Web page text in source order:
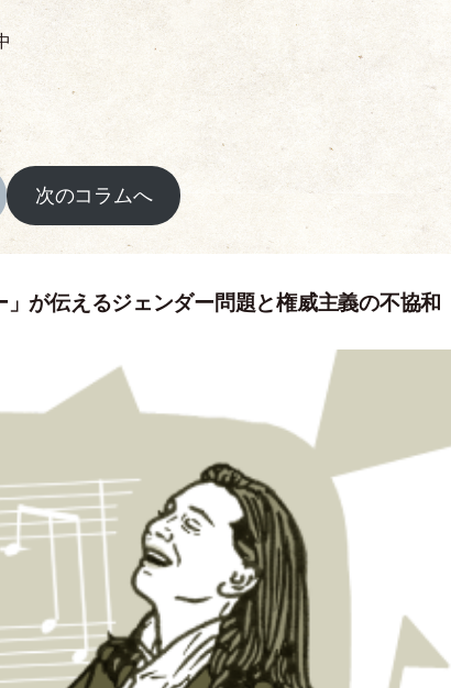
次のコラムへ
が伝えるジェンダー問題と権威主義の不協和